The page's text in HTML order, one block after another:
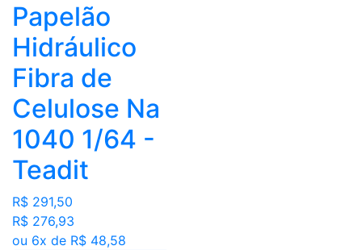
Papelão
Hidráulico
Fibra de
Celulose Na
1040 1/64 -
Teadit
R$ 291,50
R$ 276,93
ou 6x de R$ 48,58